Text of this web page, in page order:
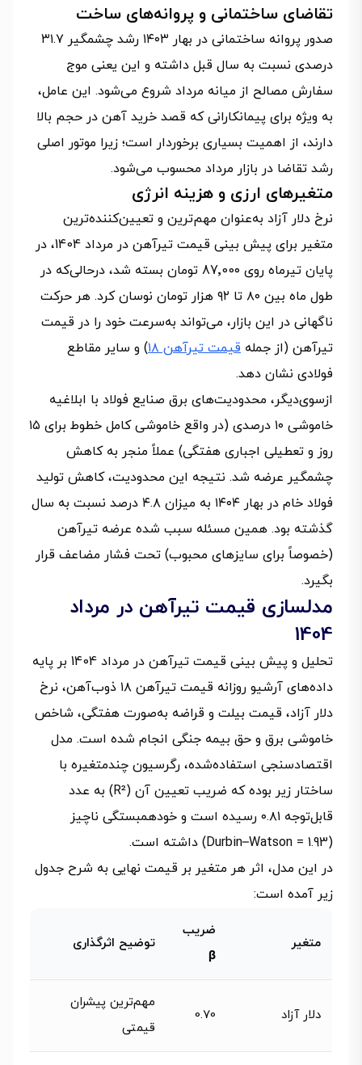
تقاضای ساختمانی و پروانه‌های ساخت
صدور پروانه ساختمانی در بهار ۱۴۰۳ رشد چشمگیر ۳۱.۷
درصدی نسبت به سال قبل داشته و این یعنی موج
سفارش مصالح از میانه مرداد شروع می‌شود. این عامل،
به ویژه برای پیمانکارانی که قصد خرید آهن در حجم بالا
دارند، از اهمیت بسیاری برخوردار است؛ زیرا موتور اصلی
رشد تقاضا در بازار مرداد محسوب می‌شود.
متغیرهای ارزی و هزینه انرژی
نرخ دلار آزاد به‌عنوان مهم‌ترین و تعیین‌کننده‌ترین
متغیر برای پیش بینی قیمت تیرآهن در مرداد 1404، در
پایان تیرماه روی 87٬00۰ تومان بسته شد، درحالی‌که در
طول ماه بین ۸۰ تا ۹۲ هزار تومان نوسان کرد. هر حرکت
ناگهانی در این بازار، می‌تواند به‌سرعت خود را در قیمت
تیرآهن (از جمله قیمت تیرآهن ۱۸
) و سایر مقاطع
فولادی نشان دهد.
ازسوی‌دیگر، محدودیت‌های برق صنایع فولاد با ابلاغیه
خاموشی ۱۰ درصدی (در واقع خاموشی کامل خطوط برای ۱۵
روز و تعطیلی اجباری هفتگی) عملاً منجر به کاهش
چشمگیر عرضه شد. نتیجه این محدودیت، کاهش تولید
فولاد خام در بهار ۱۴۰۴ به میزان ۴.۸ درصد نسبت به سال
گذشته بود. همین مسئله سبب شده عرضه تیرآهن
(خصوصاً برای سایزهای محبوب) تحت فشار مضاعف قرار
بگیرد.
مدلسازی قیمت تیرآهن در مرداد
1404
تحلیل و پیش بینی قیمت تیرآهن در مرداد 1404 بر پایه
داده‌های آرشیو روزانه قیمت تیرآهن ۱۸ ذوب‌آهن، نرخ
دلار آزاد، قیمت بیلت و قراضه به‌صورت هفتگی، شاخص
خاموشی برق و حق بیمه جنگی انجام شده است. مدل
اقتصادسنجی استفاده‌شده، رگرسیون چندمتغیره با
ساختار زیر بوده که ضریب تعیین آن (R²) به عدد
قابل‌توجه ۰.۸۱ رسیده است و خودهمبستگی ناچیز
(Durbin–Watson = 1.93) داشته است.
در این مدل، اثر هر متغیر بر قیمت نهایی به شرح جدول
زیر آمده است:
متغیر
ضریب
β
توضیح اثرگذاری
دلار آزاد 0.70
مهم‌ترین پیشران
قیمتی